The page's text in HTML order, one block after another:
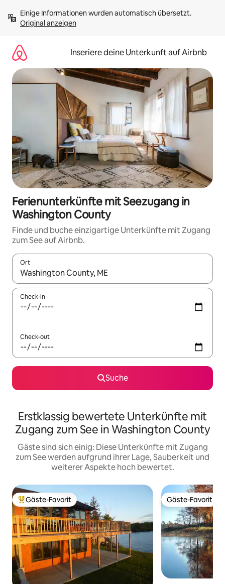
Inhalten
springenOriginal anzeigen
Inseriere deine Unterkunft auf Airbnb
Ferienunterkünfte mit Seezugang in
Washington County
Finde und buche einzigartige Unterkünfte mit Zugang
zum See auf Airbnb.
Ort
Wenn Ergebnisse verfügbar sind, navigiere mit den
Check-in
Check-out
Suche
Erstklassig bewertete Unterkünfte mit
Zugang zum See in Washington County
Gäste sind sich einig: Diese Unterkünfte mit Zugang
zum See werden aufgrund ihrer Lage, Sauberkeit und
weiterer Aspekte hoch bewertet.
Beliebter Gäste-Favorit.
Gäste-Favorit Gäste-Favorit
Gäste-Favorit